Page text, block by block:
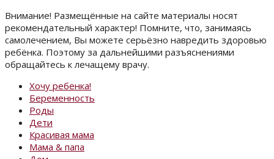
Внимание! Размещённые на сайте материалы носят
рекомендательный характер! Помните, что, занимаясь
самолечением, Вы можете серьёзно навредить здоровью
ребёнка. Поэтому за дальнейшими разъяснениями
обращайтесь к лечащему врачу.
Хочу ребенка!
Беременность
Роды
Дети
Красивая мама
Мама & папа